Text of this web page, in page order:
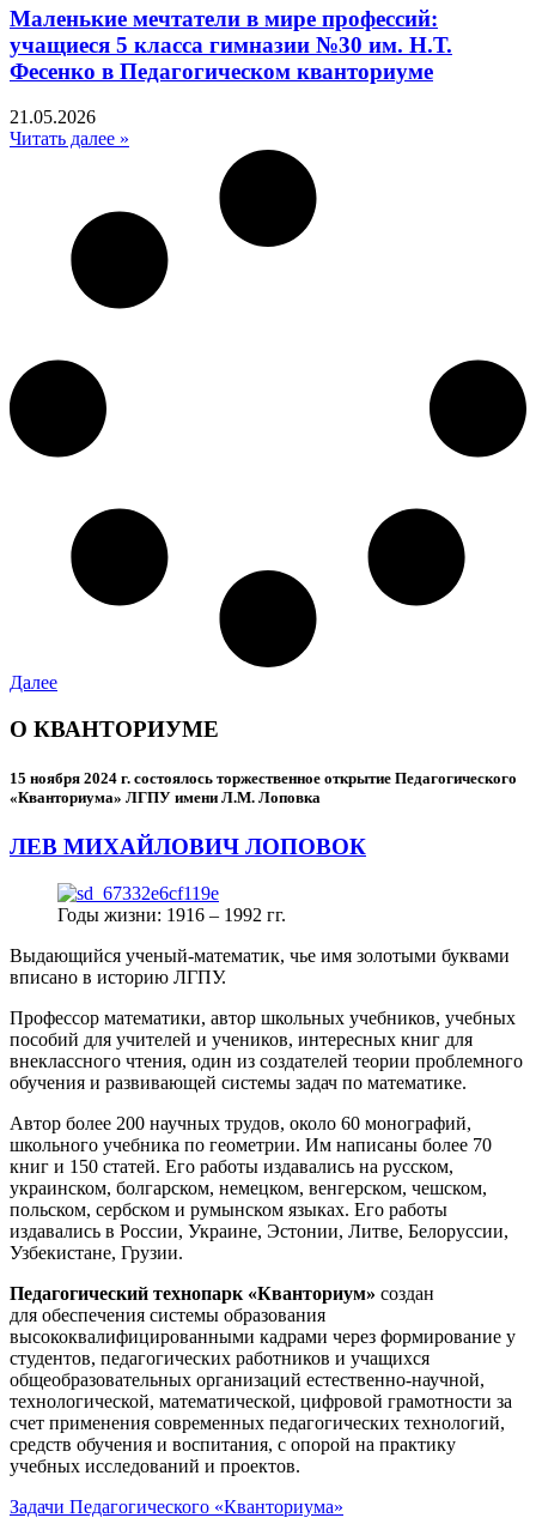
Маленькие мечтатели в мире профессий:
учащиеся 5 класса гимназии №30 им. Н.Т.
Фесенко в Педагогическом кванториуме
21.05.2026
Читать далее »
Далее
О КВАНТОРИУМЕ
15 ноября 2024 г. состоялось торжественное открытие Педагогического
«Кванториума» ЛГПУ имени Л.М. Лоповка
ЛЕВ МИХАЙЛОВИЧ ЛОПОВОК
Годы жизни: 1916 – 1992 гг.
Выдающийся ученый-математик, чье имя золотыми буквами
вписано в историю ЛГПУ.
Профессор математики, автор школьных учебников, учебных
пособий для учителей и учеников, интересных книг для
внеклассного чтения, один из создателей теории проблемного
обучения и развивающей системы задач по математике.
Автор более 200 научных трудов, около 60 монографий,
школьного учебника по геометрии. Им написаны более 70
книг и 150 статей. Его работы издавались на русском,
украинском, болгарском, немецком, венгерском, чешском,
польском, сербском и румынском языках. Его работы
издавались в России, Украине, Эстонии, Литве, Белоруссии,
Узбекистане, Грузии.
Педагогический технопарк «Кванториум» создан
для обеспечения системы образования
высококвалифицированными кадрами через формирование у
студентов, педагогических работников и учащихся
общеобразовательных организаций естественно-научной,
технологической, математической, цифровой грамотности за
счет применения современных педагогических технологий,
средств обучения и воспитания, с опорой на практику
учебных исследований и проектов.
Задачи Педагогического «Кванториума»